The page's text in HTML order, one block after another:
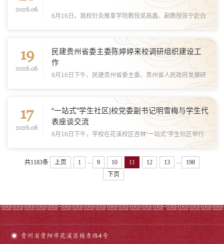
2026.06
6月16日，我校针灸推拿学院教授吴高鑫、副教授张宁赴白
黔行”中医针灸学术交流活动。 吴高鑫作题为《躯体痛证的
针灸治疗——以肩周炎为例》的专题报告，从...
19
2026.06
民建贵州省委主委陈婷婷来校调研组织建设工
作
6月16日下午，民建贵州省委主委、贵州省人民政府发展研
前，校党委书记邬卫东就校党委推进统战工作提质增效、大
力支持民主党派建设等情况与陈婷婷进行沟通交...
17
2026.06
“一站式”学生社区|校党委副书记明雪梅与学生代
表座谈交流
6月16日下午，学校在花溪校区杏林“一站式”学生社区举行
学院、信息工程学院和养生康复学院学生代表深入交流、答
疑解惑。学工部相关同志参加。 学生代表...
共1183条 上页 1 ... 9 10 11 12 13 ...
198
下页
贵州省贵阳市花溪区栋青路4号